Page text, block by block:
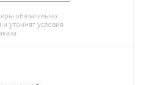
обязательно
и уточнят условия